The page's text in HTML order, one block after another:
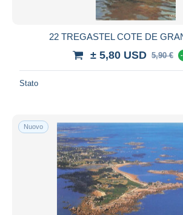
22 TREGASTEL COTE DE
± 5,80 USD 5,90 €
Stato
Nuovo